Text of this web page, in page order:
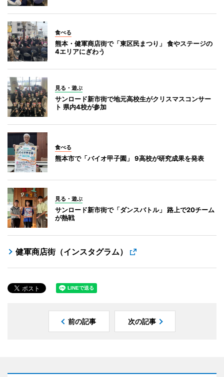
食べる
熊本・健軍商店街で「東区民まつり」 食やステージの
4エリアにぎわう
見る・遊ぶ
サンロード新市街で地元高校生がクリスマスコンサー
ト 県内4校が参加
食べる
熊本市で「バイオ甲子園」 9高校が研究成果を発表
見る・遊ぶ
サンロード新市街で「ダンスバトル」 路上で20チーム
が熱戦
健軍商店街（インスタグラム）
前の記事 次の記事